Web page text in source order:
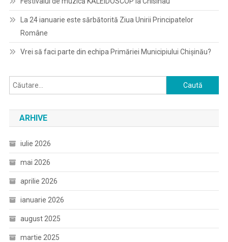
La 24 ianuarie este sărbătorită Ziua Unirii Principatelor
Române
Vrei să faci parte din echipa Primăriei Municipiului Chișinău?
Caută
după:
ARHIVE
iulie 2026
mai 2026
aprilie 2026
ianuarie 2026
august 2025
martie 2025